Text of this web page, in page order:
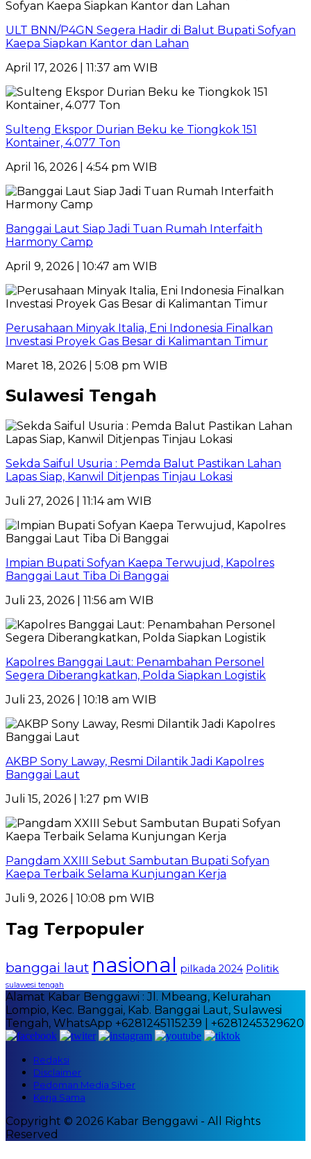
ULT BNN/P4GN Segera Hadir di Balut Bupati Sofyan
Kaepa Siapkan Kantor dan Lahan
April 17, 2026 | 11:37 am WIB
Sulteng Ekspor Durian Beku ke Tiongkok 151
Kontainer, 4.077 Ton
April 16, 2026 | 4:54 pm WIB
Banggai Laut Siap Jadi Tuan Rumah Interfaith
Harmony Camp
April 9, 2026 | 10:47 am WIB
Perusahaan Minyak Italia, Eni Indonesia Finalkan
Investasi Proyek Gas Besar di Kalimantan Timur
Maret 18, 2026 | 5:08 pm WIB
Sulawesi Tengah
Sekda Saiful Usuria : Pemda Balut Pastikan Lahan
Lapas Siap, Kanwil Ditjenpas Tinjau Lokasi
Juli 27, 2026 | 11:14 am WIB
Impian Bupati Sofyan Kaepa Terwujud, Kapolres
Banggai Laut Tiba Di Banggai
Juli 23, 2026 | 11:56 am WIB
Kapolres Banggai Laut: Penambahan Personel
Segera Diberangkatkan, Polda Siapkan Logistik
Juli 23, 2026 | 10:18 am WIB
AKBP Sony Laway, Resmi Dilantik Jadi Kapolres
Banggai Laut
Juli 15, 2026 | 1:27 pm WIB
Pangdam XXIII Sebut Sambutan Bupati Sofyan
Kaepa Terbaik Selama Kunjungan Kerja
Juli 9, 2026 | 10:08 pm WIB
Tag Terpopuler
banggai laut nasional pilkada 2024 Politik
sulawesi tengah
Alamat Kabar Benggawi : Jl. Mbeang, Kelurahan
Lompio, Kec. Banggai, Kab. Banggai Laut, Sulawesi
Tengah, WhatsApp +6281245115239 | +6281245329620
Redaksi
Disclaimer
Pedoman Media Siber
Kerja Sama
Copyright © 2026 Kabar Benggawi - All Rights
Reserved